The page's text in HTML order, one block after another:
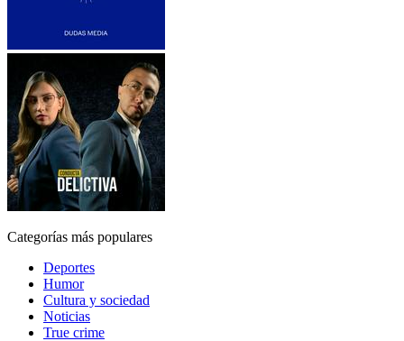
Categorías más populares
Deportes
Humor
Cultura y sociedad
Noticias
True crime